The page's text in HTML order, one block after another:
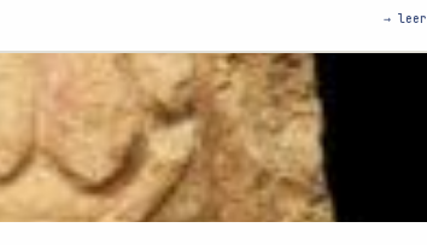
→ leer